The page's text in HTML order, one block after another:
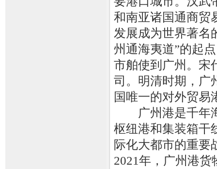
和南亚诸国通商贸
发展成为世界著名
州通海夷道”的起
市舶使到广州。宋
司。明清时期，广
国唯一的对外贸易
广州港是千年海
枢纽港和集装箱干
际化大都市的重要
2021年，广州港